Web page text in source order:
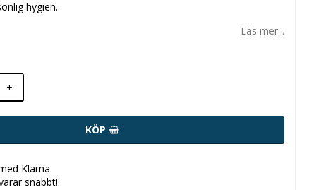
hygien.
Läs mer...
+
KÖP
Klarna
snabbt!